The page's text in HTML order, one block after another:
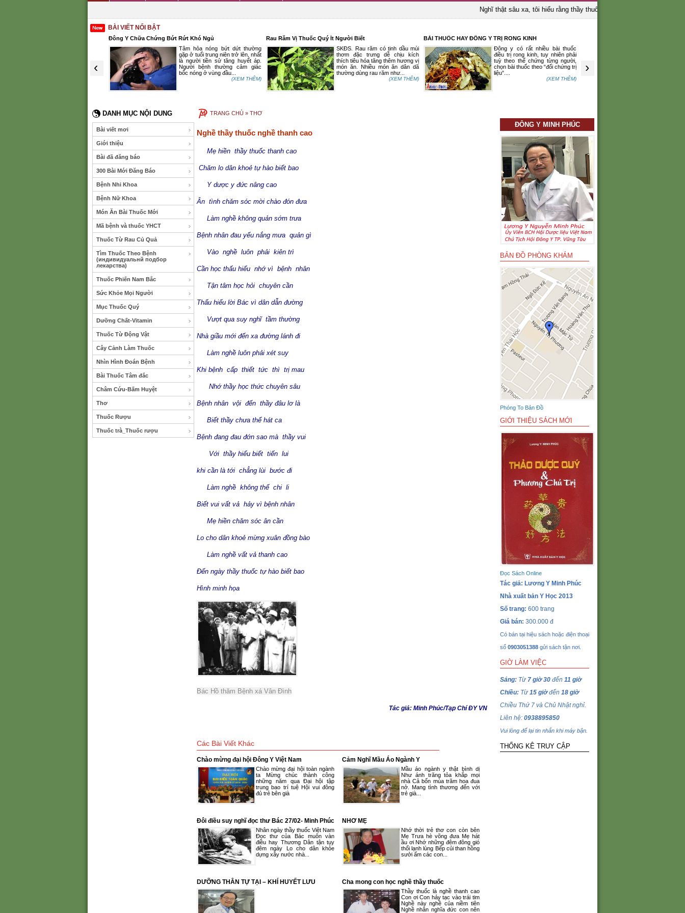
Nghĩ thật sâu xa, tôi hiểu rằng thầy thuốc là người bảo vệ sinh mạng
BÀI VIẾT NỔI BẬT
‹
Đông Y Chữa Chứng Bứt Rứt Khó Ngủ
Tâm hỏa nóng bứt dứt thường
gặp ở tuổi trung niên trở lên, nhất
là người tiền sử tăng huyết áp.
Người bệnh thường cảm giác
bốc nóng ở vùng đầu...
(XEM THÊM)
Rau Răm Vị Thuốc Quý Ít Người Biết
SKĐS. Rau răm có tinh dầu mùi
thơm đặc trưng dễ chịu kích
thích tiêu hóa tăng thêm hương vị
món ăn. Nhiều món ăn dân dã
thường dùng rau răm như...
(XEM THÊM)
BÀI THUỐC HAY ĐÔNG Y TRỊ RONG KINH
Đông y có rất nhiều bài thuốc
điều trị rong kinh, tuy nhiên phải
tuỳ theo thể chứng từng người,
chọn bài thuốc theo “đối chứng trị
liệu”....
(XEM THÊM)
›
DANH MỤC NỘI DUNG
Bài viết mơi
Giới thiệu
Bài đã đăng báo
300 Bài Mới Đăng Báo
Bệnh Nhi Khoa
Bệnh Nữ Khoa
Món Ăn Bài Thuốc Mới
Mã bệnh và thuốc YHCT
Thuốc Từ Rau Củ Quả
Tìm Thuốc Theo Bệnh
(индивидуальнй подбор
лекарства)
Thuốc Phiến Nam Bắc
Sức Khỏe Mọi Người
Mục Thuốc Quý
Dưỡng Chất-Vitamin
Thuốc Từ Động Vật
Cây Cảnh Làm Thuốc
Nhìn Hình Đoán Bệnh
Bài Thuốc Tâm đắc
Châm Cứu-Bấm Huyệt
Thơ
Thuốc Rượu
Thuốc trà_Thuốc rượu
TRANG CHỦ » THƠ
Nghề thầy thuốc nghề thanh cao
Mẹ hiền thầy thuốc thanh cao
Chăm lo dân khoẻ tự hào biết bao
Y dược y đức nâng cao
Ân tình chăm sóc mời chào đón đưa
Làm nghề không quản sớm trưa
Bệnh nhân đau yếu nắng mưa quản gì
Vào nghề luôn phải kiên trì
Cần học thấu hiểu nhớ vì bệnh nhân
Tận tâm học hỏi chuyên cần
Thấu hiểu lời Bác vì dân dẫn đường
Vượt qua suy nghĩ tầm thường
Nhà giầu mới đến xa đường lánh đi
Làm nghề luôn phải xét suy
Khi bệnh cấp thiết tức thì trị mau
Nhớ thầy học thức chuyên sâu
Bệnh nhân vội đến thầy đâu lơ là
Biết thầy chưa thể hát ca
Bệnh đang đau đớn sao mà thầy vui
Với thầy hiểu biết tiến lui
khi cần là tới chẳng lùi bước đi
Làm nghề không thể chi li
Biết vui vất vả hảy vì bệnh nhân
Mẹ hiền chăm sóc ân cần
Lo cho dân khoẻ mừng xuân đồng bào
Làm nghề vất vả thanh cao
Đến ngày thầy thuốc tự hào biết bao
Hình minh họa
Bác Hồ thăm Bệnh xá Vân Đình
Tác giả: Minh Phúc/Tạp Chí ĐY VN
Các Bài Viết Khác
Chào mừng đại hội Đông Y Việt Nam
Chào mừng đại hội toàn ngành
ta Mừng chúc thành công
những năm qua Đại hội tập
trung bao trí tuệ Hội vui đông
đủ trẻ bên già
Cảm Nghĩ Mầu Áo Ngành Y
Mầu áo ngành y thật bình dị
Như ánh trăng tỏa khắp mọi
nhà Cả bốn mùa trăm hoa đua
nở. Mang tình thương đến với
trẻ già...
Đôi điều suy nghĩ đọc thư Bác 27/02- Minh Phúc
Nhân ngày thầy thuốc Việt Nam
Đọc thư của Bác muôn vàn
điều hay Thương Dân tận tụy
đêm ngày Lo cho dân khỏe
dựng xây nước nhà...
NHƠ MẸ
Nhớ thời trẻ thơ con còn bên
Mẹ Trưa hè võng đưa Mẹ hát
ầu ơi Nhớ những đêm đông gió
thổi lạnh lùng Bếp củi than hồng
sưởi ấm các con...
DƯỠNG THÂN TỰ TẠI – KHÍ HUYẾT LƯU
THÔNG
Cha mong con học nghề thầy thuốc
Thầy thuốc là nghề thanh cao
Con ơi Con hảy tạc vào trái tim
Nghề này nghề của niềm tiên
Nghề nhân nghĩa đức con nên
ĐÔNG Y MINH PHÚC
BẢN ĐỒ PHÒNG KHÁM
Phóng To Bản Đồ
GIỚI THIỆU SÁCH MỚI
Đọc Sách Online
Tác giả: Lương Y Minh Phúc
Nhà xuất bản Y Học 2013
Số trang: 600 trang
Giá bán: 300.000 đ
Có bán tại hiệu sách hoặc điện thoại
số 0903051388 gửi sách tận nơi.
GIỜ LÀM VIỆC
Sáng: Từ 7 giờ 30 đến 11 giờ
Chiều: Từ15 giờđến 18 giờ
Chiều Thứ 7 và Chủ Nhật nghỉ.
Liên hệ: 0938895850
Vui lòng để lại tin nhắn khi máy bận.
THỐNG KÊ TRUY CẬP